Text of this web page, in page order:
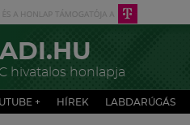
hivatalos honlapja
+ HÍREK LABDARÚGÁS